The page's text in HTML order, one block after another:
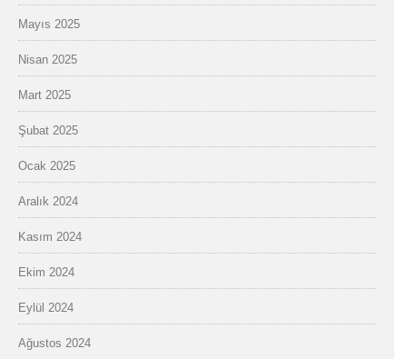
Mayıs 2025
Nisan 2025
Mart 2025
Şubat 2025
Ocak 2025
Aralık 2024
Kasım 2024
Ekim 2024
Eylül 2024
Ağustos 2024